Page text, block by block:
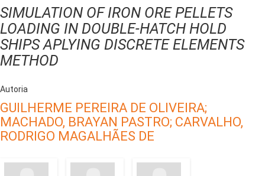
SIMULATION OF IRON ORE PELLETS
LOADING IN DOUBLE-HATCH HOLD
SHIPS APLYING DISCRETE ELEMENTS
METHOD
Autoria
GUILHERME PEREIRA DE OLIVEIRA;
MACHADO, BRAYAN PASTRO; CARVALHO,
RODRIGO MAGALHÃES DE